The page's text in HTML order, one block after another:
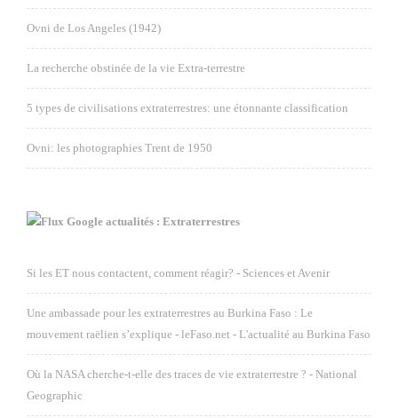
Ovni de Los Angeles (1942)
La recherche obstinée de la vie Extra-terrestre
5 types de civilisations extraterrestres: une étonnante classification
Ovni: les photographies Trent de 1950
Google actualités : Extraterrestres
Si les ET nous contactent, comment réagir? - Sciences et Avenir
Une ambassade pour les extraterrestres au Burkina Faso : Le
mouvement raëlien s’explique - leFaso.net - L'actualité au Burkina Faso
Où la NASA cherche-t-elle des traces de vie extraterrestre ? - National
Geographic